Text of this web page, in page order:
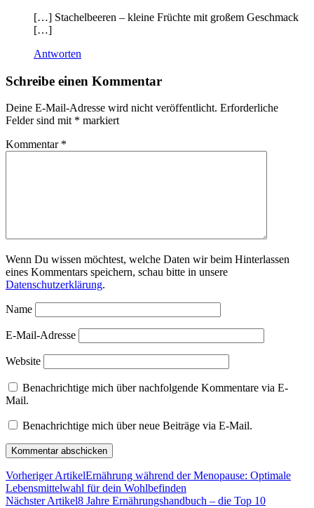
[…] Stachelbeeren – kleine Früchte mit großem Geschmack
[…]
Antworten
Schreibe einen Kommentar
Deine E-Mail-Adresse wird nicht veröffentlicht. Erforderliche
Felder sind mit * markiert
Kommentar *
Wenn Du wissen möchtest, welche Daten wir beim Hinterlassen
eines Kommentars speichern, schau bitte in unsere
Datenschutzerklärung.
Name
E-Mail-Adresse
Website
Benachrichtige mich über nachfolgende Kommentare via E-
Mail.
Benachrichtige mich über neue Beiträge via E-Mail.
Vorheriger ArtikelErnährung während der Menopause: Optimale
Lebensmittelwahl für dein Wohlbefinden
Nächster Artikel8 Jahre Ernährungshandbuch – die Top 10